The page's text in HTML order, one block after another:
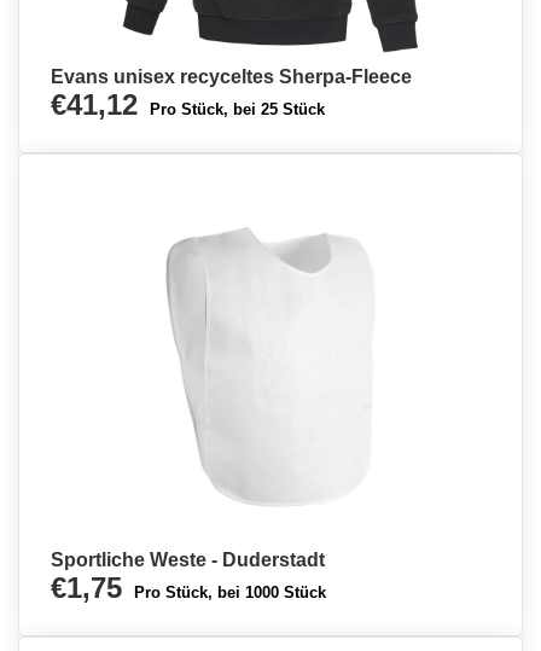
Evans unisex recyceltes Sherpa-Fleece
€41,12 Pro Stück, bei 25 Stück
Sportliche Weste - Duderstadt
€1,75 Pro Stück, bei 1000 Stück